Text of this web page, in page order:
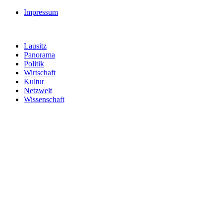
Impressum
Lausitz
Panorama
Politik
Wirtschaft
Kultur
Netzwelt
Wissenschaft